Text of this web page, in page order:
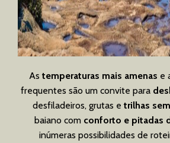
As temperaturas mais amenas e
frequentes são um convite para
desfiladeiros, grutas e trilhas
baiano com conforto e pitadas
inúmeras possibilidades de